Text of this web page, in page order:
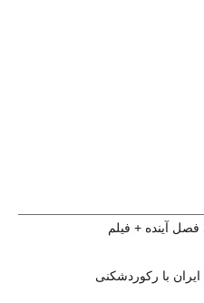
آینده + فیلم
با رکوردشکنی